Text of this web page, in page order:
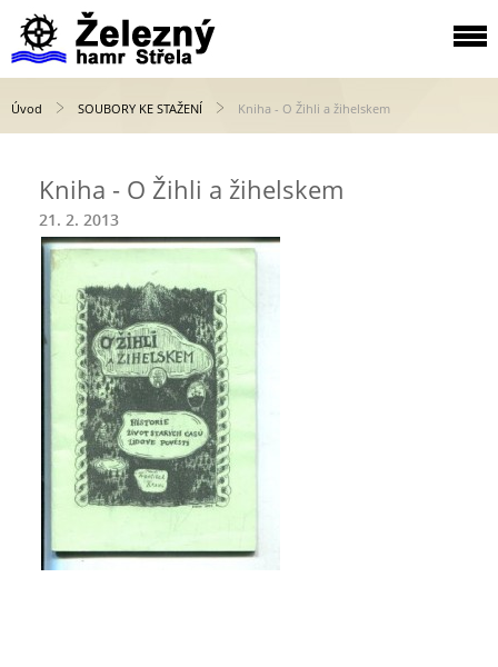
Úvod SOUBORY KE STAŽENÍ Kniha - O Žihli a žihelskem
Kniha - O Žihli a žihelskem
21. 2. 2013